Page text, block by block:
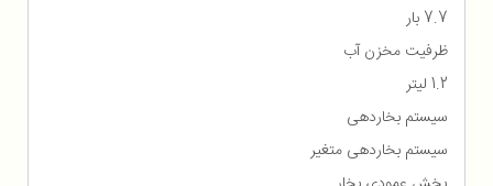
7.7 بار
ظرفیت مخزن آب
1.2 لیتر
سیستم بخاردهی
سیستم بخاردهی متغیر